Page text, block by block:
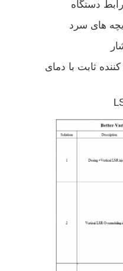
تزریقی
مایع
دستگاه
های سرد
ثابت با دمای